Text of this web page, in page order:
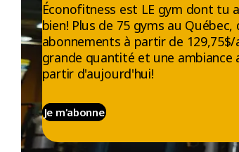
Éconofitness est LE gym dont tu
bien! Plus de 75 gyms au
abonnements à partir de
grande quantité et une ambiance
partir d'aujourd'hui!
Je m'abonne